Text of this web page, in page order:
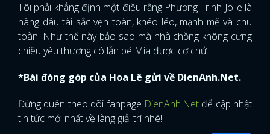
Tôi phải khẳng định một điều rằng Phương Trinh Jolie là
nàng dâu tài sắc vẹn toàn, khéo léo, mạnh mẽ và chu
toàn. Như thế này bảo sao mà nhà chồng không cưng
chiều yêu thương cô lẫn bé Mia được cơ chứ.
*Bài đóng góp của Hoa Lê gửi về DienAnh.Net.
Đừng quên theo dõi fanpage DienAnh.Net để cập nhật
tin tức mới nhất về làng giải trí nhé!